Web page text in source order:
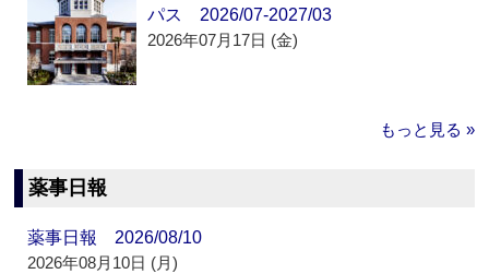
パス 2026/07-2027/03
2026年07月17日 (金)
もっと見る »
薬事日報
薬事日報 2026/08/10
2026年08月10日 (月)